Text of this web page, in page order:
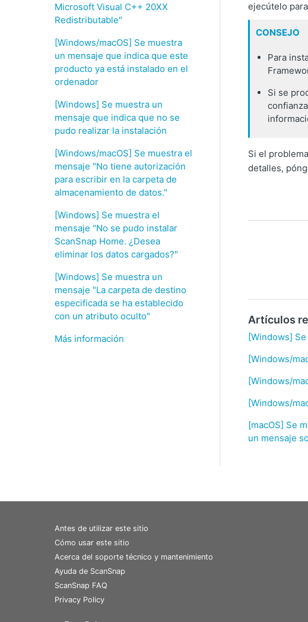
Microsoft Visual C++ 20XX
Redistributable"
[Windows/macOS] Se muestra
un mensaje que indica que este
producto ya está instalado en el
ordenador
[Windows] Se muestra un
mensaje que indica que no se
pudo realizar la instalación
[Windows/macOS] Se muestra el
mensaje "No tiene autorización
para escribir en la carpeta de
almacenamiento de datos."
[Windows] Se muestra el
mensaje "No se pudo instalar
ScanSnap Home. ¿Desea
eliminar los datos cargados?"
[Windows] Se muestra un
mensaje "La carpeta de destino
especificada se ha establecido
con un atributo oculto"
Más información
ejecútelo
CONSEJO
Para
Si se
Si el
detalles,
Artículos
[Windows]
[Windows/
[Windows/
[Windows/
[macOS] Se
un mensaje
Antes de utilizar este sitio
Cómo usar este sitio
Acerca del soporte técnico y mantenimiento
Ayuda de ScanSnap
ScanSnap FAQ
Privacy Policy